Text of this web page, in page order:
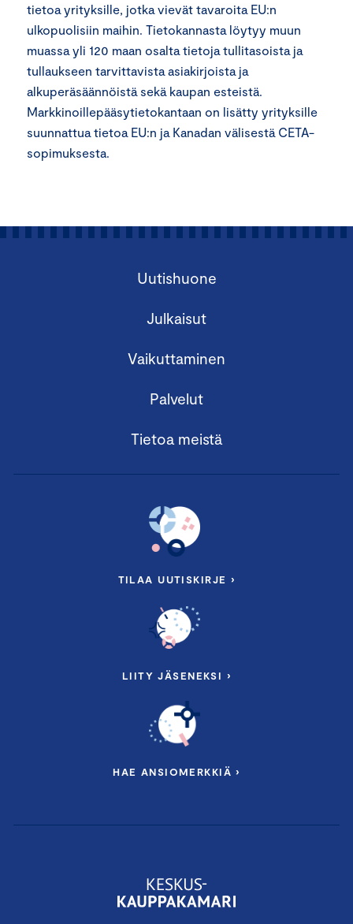
tietoa yrityksille, jotka vievät tavaroita EU:n
ulkopuolisiin maihin. Tietokannasta löytyy muun
muassa yli 120 maan osalta tietoja tullitasoista ja
tullaukseen tarvittavista asiakirjoista ja
alkuperäsäännöistä sekä kaupan esteistä.
Markkinoillepääsytietokantaan on lisätty yrityksille
suunnattua tietoa EU:n ja Kanadan välisestä CETA-
sopimuksesta.
Uutishuone
Julkaisut
Vaikuttaminen
Palvelut
Tietoa meistä
TILAA UUTISKIRJE ›
LIITY JÄSENEKSI ›
HAE ANSIOMERKKIÄ ›